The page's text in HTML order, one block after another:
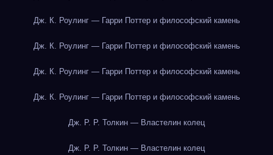
Дж. К. Роулинг — Гарри Поттер и философский камень
Дж. К. Роулинг — Гарри Поттер и философский камень
Дж. К. Роулинг — Гарри Поттер и философский камень
Дж. К. Роулинг — Гарри Поттер и философский камень
Дж. Р. Р. Толкин — Властелин колец
Дж. Р. Р. Толкин — Властелин колец